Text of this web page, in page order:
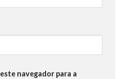
navegador para a